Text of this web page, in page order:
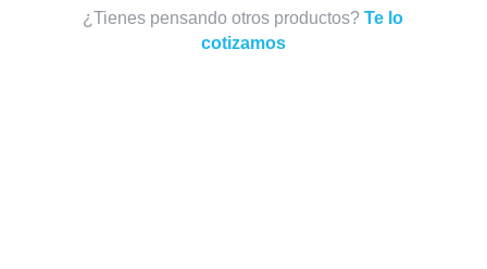
¿Tienes pensando otros productos?Te lo
cotizamos